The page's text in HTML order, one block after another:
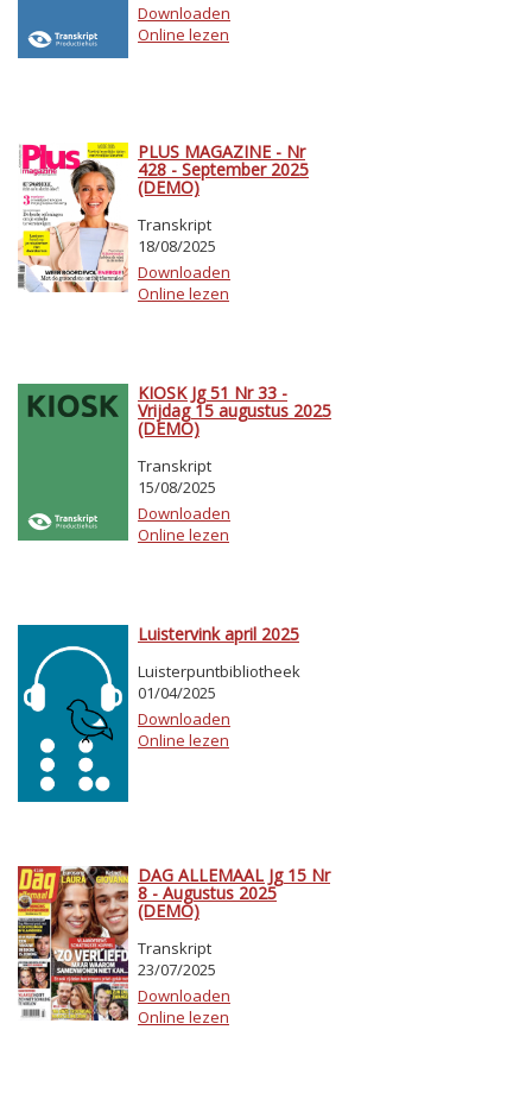
Downloaden
Online lezen
PLUS MAGAZINE - Nr
428 - September 2025
(DEMO)
Transkript
18/08/2025
Downloaden
Online lezen
KIOSK Jg 51 Nr 33 -
Vrijdag 15 augustus 2025
(DEMO)
Transkript
15/08/2025
Downloaden
Online lezen
Luistervink april 2025
Luisterpuntbibliotheek
01/04/2025
Downloaden
Online lezen
DAG ALLEMAAL Jg 15 Nr
8 - Augustus 2025
(DEMO)
Transkript
23/07/2025
Downloaden
Online lezen